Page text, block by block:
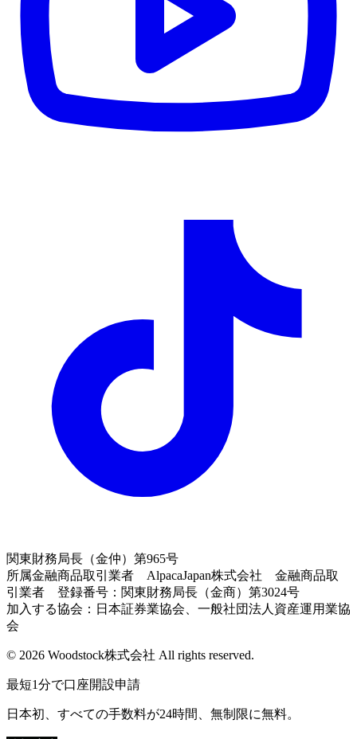
関東財務局長（金仲）第965号
所属金融商品取引業者 AlpacaJapan株式会社 金融商品取
引業者 登録番号：関東財務局長（金商）第3024号
加入する協会：日本証券業協会、一般社団法人資産運用業協
会
© 2026 Woodstock株式会社 All rights reserved.
最短1分で口座開設申請
日本初、すべての手数料が24時間、無制限に無料。